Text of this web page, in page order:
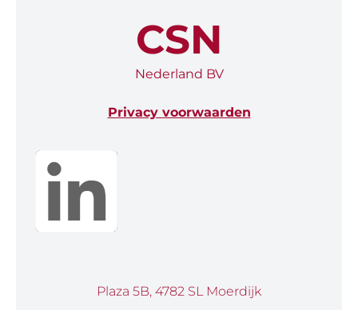
CSN
Nederland BV
Privacy voorwaarden
Plaza 5B, 4782 SL Moerdijk